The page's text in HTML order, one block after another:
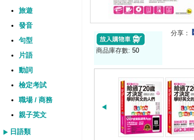
旅遊
發音
句型
片語
動詞
檢定考試
職場 / 商務
親子英文
日語類
商品庫存數: 50
分享：